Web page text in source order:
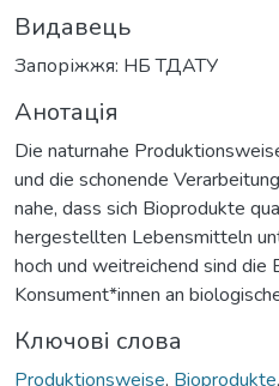
Видавець
Запоріжжя: НБ ТДАТУ
Анотація
Die naturnahe
und die schonende
nahe, dass sich Bioprodukte
hergestellten Lebensmitteln
hoch und weitreichend sind die
Konsument*innen an
Ключові слова
Produktionsweise, Bioprodukte,